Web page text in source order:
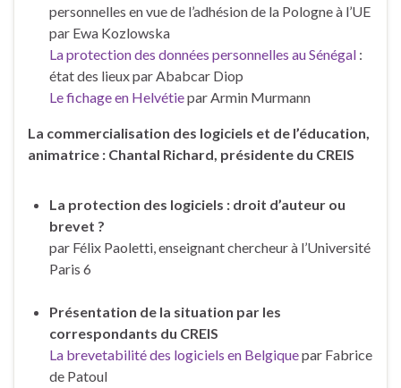
personnelles en vue de l’adhésion de la Pologne à l’UE
par Ewa Kozlowska
La protection des données personnelles au Sénégal :
état des lieux par Ababcar Diop
Le fichage en Helvétiepar Armin Murmann
La commercialisation des logiciels et de l’éducation,
animatrice : Chantal Richard, présidente du CREIS
La protection des logiciels : droit d’auteur ou
brevet ?
par Félix Paoletti, enseignant chercheur à l’Université
Paris 6
Présentation de la situation par les
correspondants du CREIS
La brevetabilité des logiciels en Belgiquepar Fabrice
de Patoul